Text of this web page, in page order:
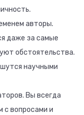
авторы.
даже за самые
обстоятельства.
научными
Вы всегда
с вопросами и